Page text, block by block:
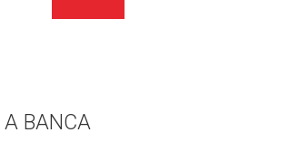
A BANCA